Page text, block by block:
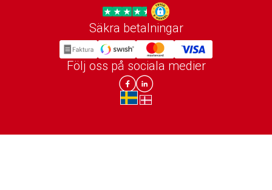
Trygg E-handel
Säkra betalningar
Följ oss på sociala medier
Lomax DK Facebook
Lomax SE LinkIn
sv-SEda-DK